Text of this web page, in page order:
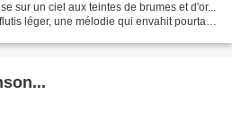
sur un ciel aux teintes de brumes et d'or...
léger, une mélodie qui envahit pourtant